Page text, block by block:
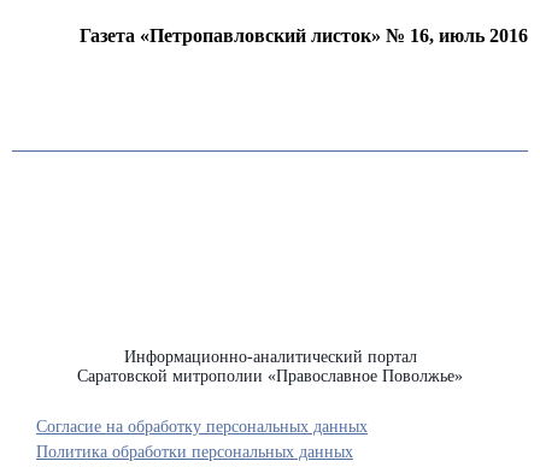
Газета «Петропавловский листок» № 16, июль 2016
Информационно-аналитический портал
Саратовской митрополии «Православное Поволжье»
Согласие на обработку персональных данных
Политика обработки персональных данных